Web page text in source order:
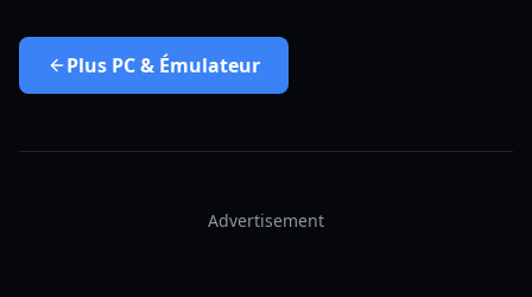
Plus PC & Émulateur
Advertisement